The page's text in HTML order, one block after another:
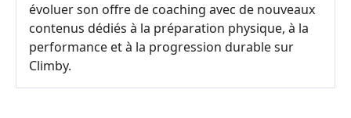
évoluer son offre de coaching avec de nouveaux
contenus dédiés à la préparation physique, à la
performance et à la progression durable sur
Climby.